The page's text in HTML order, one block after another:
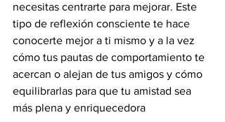
necesitas centrarte para mejorar. Este
tipo de reflexión consciente te hace
conocerte mejor a ti mismo y a la vez
cómo tus pautas de comportamiento te
acercan o alejan de tus amigos y cómo
equilibrarlas para que tu amistad sea
más plena y enriquecedora